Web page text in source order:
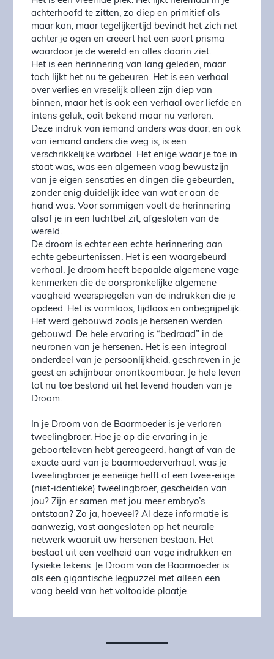
achterhoofd te zitten, zo diep en primitief als
maar kan, maar tegelijkertijd bevindt het zich net
achter je ogen en creëert het een soort prisma
waardoor je de wereld en alles daarin ziet.
Het is een herinnering van lang geleden, maar
toch lijkt het nu te gebeuren. Het is een verhaal
over verlies en vreselijk alleen zijn diep van
binnen, maar het is ook een verhaal over liefde en
intens geluk, ooit bekend maar nu verloren.
Deze indruk van iemand anders was daar, en ook
van iemand anders die weg is, is een
verschrikkelijke warboel. Het enige waar je toe in
staat was, was een algemeen vaag bewustzijn
van je eigen sensaties en dingen die gebeurden,
zonder enig duidelijk idee van wat er aan de
hand was. Voor sommigen voelt de herinnering
alsof je in een luchtbel zit, afgesloten van de
wereld.
De droom is echter een echte herinnering aan
echte gebeurtenissen. Het is een waargebeurd
verhaal. Je droom heeft bepaalde algemene vage
kenmerken die de oorspronkelijke algemene
vaagheid weerspiegelen van de indrukken die je
opdeed. Het is vormloos, tijdloos en onbegrijpelijk.
Het werd gebouwd zoals je hersenen werden
gebouwd. De hele ervaring is “bedraad” in de
neuronen van je hersenen. Het is een integraal
onderdeel van je persoonlijkheid, geschreven in je
geest en schijnbaar onontkoombaar. Je hele leven
tot nu toe bestond uit het levend houden van je
Droom.
In je Droom van de Baarmoeder is je verloren
tweelingbroer. Hoe je op die ervaring in je
geboorteleven hebt gereageerd, hangt af van de
exacte aard van je baarmoederverhaal: was je
tweelingbroer je eeneiige helft of een twee-eiige
(niet-identieke) tweelingbroer, gescheiden van
jou? Zijn er samen met jou meer embryo’s
ontstaan? Zo ja, hoeveel? Al deze informatie is
aanwezig, vast aangesloten op het neurale
netwerk waaruit uw hersenen bestaan. Het
bestaat uit een veelheid aan vage indrukken en
fysieke tekens. Je Droom van de Baarmoeder is
als een gigantische legpuzzel met alleen een
vaag beeld van het voltooide plaatje.